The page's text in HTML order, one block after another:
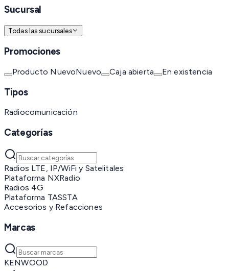
Sucursal
Todas las sucursales
Promociones
Producto NuevoNuevo Caja abierta En existencia
Tipos
Radiocomunicación
Categorías
Radios LTE, IP/WiFi y Satelitales
Plataforma NXRadio
Radios 4G
Plataforma TASSTA
Accesorios y Refacciones
Marcas
KENWOOD